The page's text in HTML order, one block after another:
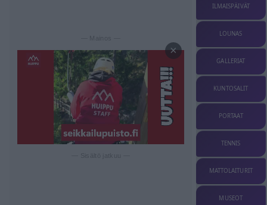
— Mainos —
×
ILMAISPÄIVÄT
LOUNAS
GALLERIAT
KUNTOSALIT
PORTAAT
TENNIS
MATTOLAITURIT
MUSEOT